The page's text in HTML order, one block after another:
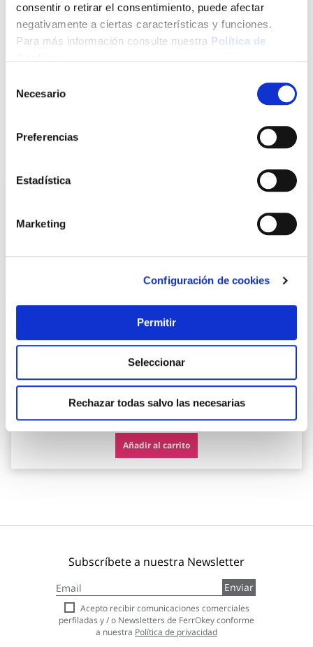
consentir o retirar el consentimiento, puede afectar
negativamente a ciertas características y funciones.
Para más información consulte nuestra Política de
Necesario
Preferencias
Estadística
Marketing
Configuración de cookies
Permitir
Seleccionar
Rechazar todas salvo las necesarias
en nuestras tiendas
Envío a domicilio:
5 días hábiles
Tirador mueble zamak 181x8x35mm rei
Rei
3,94 €
Añadir al carrito
Subscríbete a nuestra Newsletter
a
nuestro
boletín
de
Enviar
Acepto recibir comunicaciones comerciales
perfiladas y / o Newsletters de FerrOkey conforme
a nuestra Política de privacidad